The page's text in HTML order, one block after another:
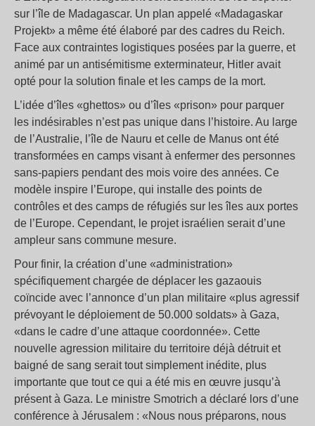
sur l’île de Madagascar. Un plan appelé «Madagaskar
Projekt» a même été élaboré par des cadres du Reich.
Face aux contraintes logistiques posées par la guerre, et
animé par un antisémitisme exterminateur, Hitler avait
opté pour la solution finale et les camps de la mort.
L’idée d’îles «ghettos» ou d’îles «prison» pour parquer
les indésirables n’est pas unique dans l’histoire. Au large
de l’Australie, l’île de Nauru et celle de Manus ont été
transformées en camps visant à enfermer des personnes
sans-papiers pendant des mois voire des années. Ce
modèle inspire l’Europe, qui installe des points de
contrôles et des camps de réfugiés sur les îles aux portes
de l’Europe. Cependant, le projet israélien serait d’une
ampleur sans commune mesure.
Pour finir, la création d’une «administration»
spécifiquement chargée de déplacer les gazaouis
coïncide avec l’annonce d’un plan militaire «plus agressif
prévoyant le déploiement de 50.000 soldats» à Gaza,
«dans le cadre d’une attaque coordonnée». Cette
nouvelle agression militaire du territoire déjà détruit et
baigné de sang serait tout simplement inédite, plus
importante que tout ce qui a été mis en œuvre jusqu’à
présent à Gaza. Le ministre Smotrich a déclaré lors d’une
conférence à Jérusalem : «Nous nous préparons, nous